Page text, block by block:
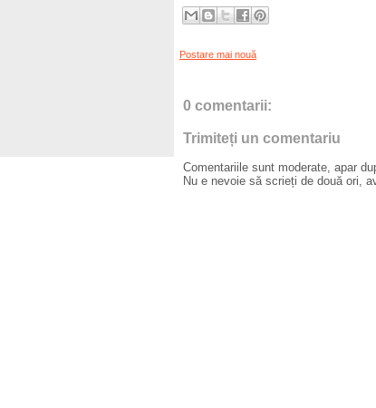
Postare mai nouă
0 comentarii:
Trimiteți un comentariu
Comentariile sunt moderate, apar
Nu e nevoie să scrieți de două ori,